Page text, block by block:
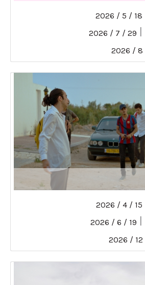
18 / 5 / 2026
29 / 7 / 2026
15 / 4 / 2026
19 / 6 / 2026